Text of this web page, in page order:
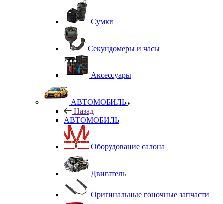
Сумки
Секундомеры и часы
Аксессуары
АВТОМОБИЛЬ
Назад
АВТОМОБИЛЬ
Оборудование салона
Двигатель
Оригинальные гоночные запчасти